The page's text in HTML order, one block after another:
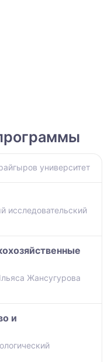
университет
исследовательский
Жансугурова
и